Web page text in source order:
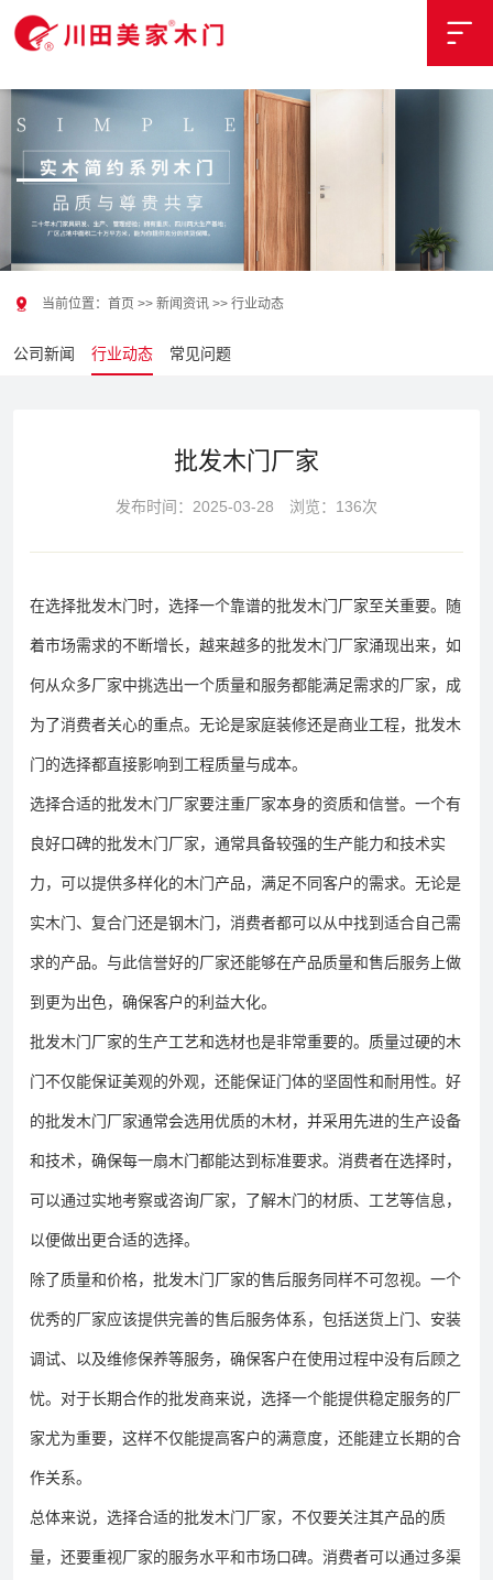
{pboot:if('hangye'=='wenti')}

公司新闻 行业动态 常见问题
 当前位置： 首页 >> 新闻资讯 >> 行业动态
批发木门厂家
发布时间： 2025-03-28 浏览：136次
在选择批发木门时，选择一个靠谱的批发木门厂家至关重要。随
着市场需求的不断增长，越来越多的批发木门厂家涌现出来，如
何从众多厂家中挑选出一个质量和服务都能满足需求的厂家，成
为了消费者关心的重点。无论是家庭装修还是商业工程，批发木
门的选择都直接影响到工程质量与成本。
选择合适的批发木门厂家要注重厂家本身的资质和信誉。一个有
良好口碑的批发木门厂家，通常具备较强的生产能力和技术实
力，可以提供多样化的木门产品，满足不同客户的需求。无论是
实木门、复合门还是钢木门，消费者都可以从中找到适合自己需
求的产品。与此信誉好的厂家还能够在产品质量和售后服务上做
到更为出色，确保客户的利益大化。
批发木门厂家的生产工艺和选材也是非常重要的。质量过硬的木
门不仅能保证美观的外观，还能保证门体的坚固性和耐用性。好
的批发木门厂家通常会选用优质的木材，并采用先进的生产设备
和技术，确保每一扇木门都能达到标准要求。消费者在选择时，
可以通过实地考察或咨询厂家，了解木门的材质、工艺等信息，
以便做出更合适的选择。
除了质量和价格，批发木门厂家的售后服务同样不可忽视。一个
优秀的厂家应该提供完善的售后服务体系，包括送货上门、安装
调试、以及维修保养等服务，确保客户在使用过程中没有后顾之
忧。对于长期合作的批发商来说，选择一个能提供稳定服务的厂
家尤为重要，这样不仅能提高客户的满意度，还能建立长期的合
作关系。
总体来说，选择合适的批发木门厂家，不仅要关注其产品的质
量，还要重视厂家的服务水平和市场口碑。消费者可以通过多渠